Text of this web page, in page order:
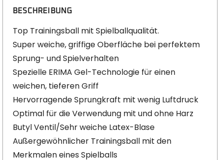
BESCHREIBUNG
Top Trainingsball mit Spielballqualität.
Super weiche, griffige Oberfläche bei perfektem
Sprung- und Spielverhalten
Spezielle ERIMA Gel-Technologie für einen
weichen, tieferen Griff
Hervorragende Sprungkraft mit wenig Luftdruck
Optimal für die Verwendung mit und ohne Harz
Butyl Ventil/Sehr weiche Latex-Blase
Außergewöhnlicher Trainingsball mit den
Merkmalen eines Spielballs